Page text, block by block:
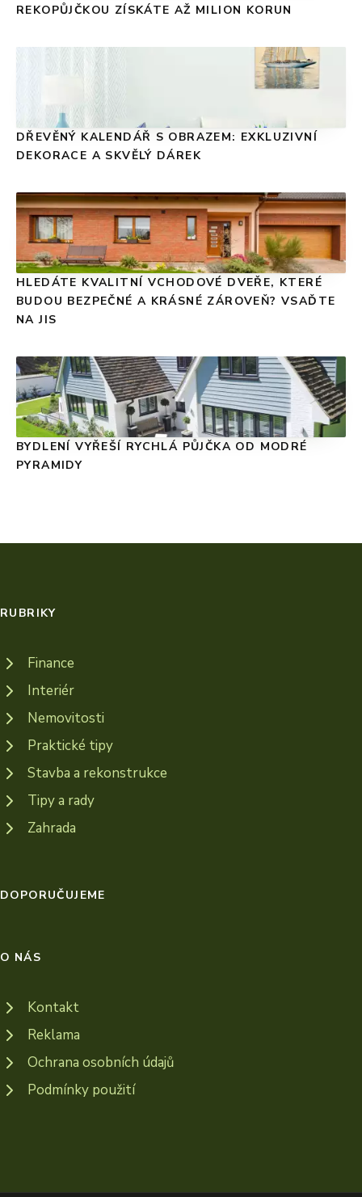
REKOPŮJČKOU ZÍSKÁTE AŽ MILION KORUN
DŘEVĚNÝ KALENDÁŘ S OBRAZEM: EXKLUZIVNÍ
DEKORACE A SKVĚLÝ DÁREK
HLEDÁTE KVALITNÍ VCHODOVÉ DVEŘE, KTERÉ
BUDOU BEZPEČNÉ A KRÁSNÉ ZÁROVEŇ? VSAĎTE
NA JIS
BYDLENÍ VYŘEŠÍ RYCHLÁ PŮJČKA OD MODRÉ
PYRAMIDY
RUBRIKY
Finance
Interiér
Nemovitosti
Praktické tipy
Stavba a rekonstrukce
Tipy a rady
Zahrada
DOPORUČUJEME
O NÁS
Kontakt
Reklama
Ochrana osobních údajů
Podmínky použití